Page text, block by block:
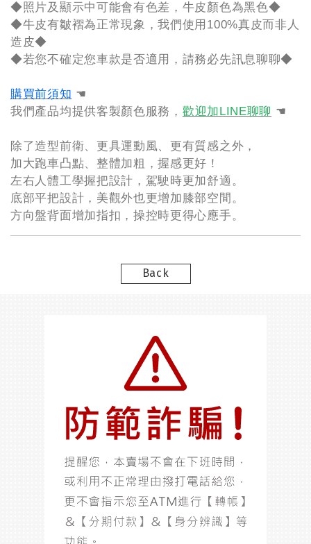
◆照片及顯示中可能會有色差，牛皮顏色為黑色◆
◆牛皮有皺褶為正常現象，我們使用100%真皮而非人
造皮◆
◆若您不確定您車款是否適用，請務必先訊息聊聊◆
購買前須知 ☚
我們產品均提供客製顏色服務， 歡迎加LINE聊聊 ☚
除了造型前衛、更具運動風、更有質感之外，
加大跑車凸點、整體加粗，握感更好！
左右人體工學握把設計，駕駛時更加舒適。
底部平把設計，美觀外也更增加膝部空間。
方向盤背面增加指扣，操控時更得心應手。
Back